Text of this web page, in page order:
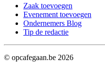
Zaak toevoegen
Evenement toevoegen
Ondernemers Blog
Tip de redactie
© opcafegaan.be 2026